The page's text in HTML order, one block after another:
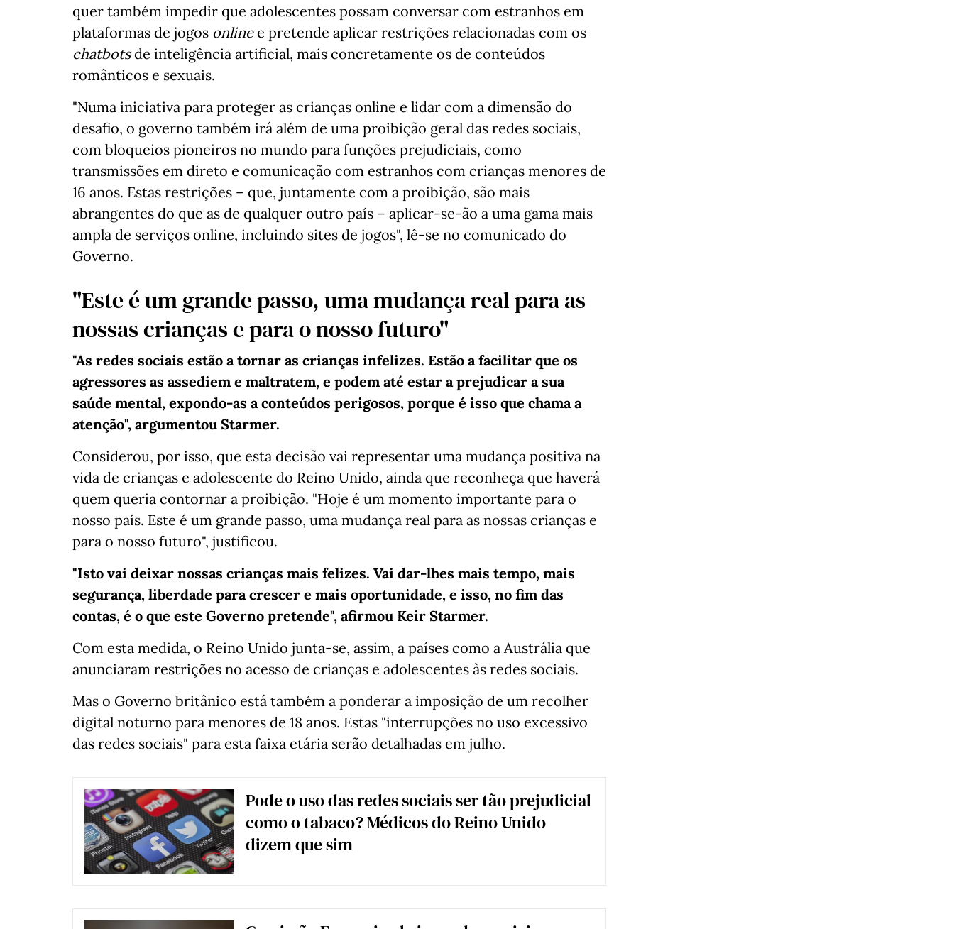
quer também impedir que adolescentes possam conversar com estranhos em
plataformas de jogos onlinee pretende aplicar restrições relacionadas com os
chatbotsde inteligência artificial, mais concretamente os de conteúdos
românticos e sexuais.
"Numa iniciativa para proteger as crianças online e lidar com a dimensão do
desafio, o governo também irá além de uma proibição geral das redes sociais,
com bloqueios pioneiros no mundo para funções prejudiciais, como
transmissões em direto e comunicação com estranhos com crianças menores de
16 anos. Estas restrições – que, juntamente com a proibição, são mais
abrangentes do que as de qualquer outro país – aplicar-se-ão a uma gama mais
ampla de serviços online, incluindo sites de jogos", lê-se no comunicado do
Governo.
"Este é um grande passo, uma mudança real para as
nossas crianças e para o nosso futuro"
"As redes sociais estão a tornar as crianças infelizes. Estão a facilitar que os
agressores as assediem e maltratem, e podem até estar a prejudicar a sua
saúde mental, expondo-as a conteúdos perigosos, porque é isso que chama a
atenção", argumentou Starmer.
Considerou, por isso, que esta decisão vai representar uma mudança positiva na
vida de crianças e adolescente do Reino Unido, ainda que reconheça que haverá
quem queria contornar a proibição. "Hoje é um momento importante para o
nosso país. Este é um grande passo, uma mudança real para as nossas crianças e
para o nosso futuro", justificou.
"Isto vai deixar nossas crianças mais felizes. Vai dar-lhes mais tempo, mais
segurança, liberdade para crescer e mais oportunidade, e isso, no fim das
contas, é o que este Governo pretende", afirmou Keir Starmer.
Com esta medida, o Reino Unido junta-se, assim, a países como a Austrália que
anunciaram restrições no acesso de crianças e adolescentes às redes sociais.
Mas o Governo britânico está também a ponderar a imposição de um recolher
digital noturno para menores de 18 anos. Estas "interrupções no uso excessivo
das redes sociais" para esta faixa etária serão detalhadas em julho.
Pode o uso das redes sociais ser tão prejudicial
como o tabaco? Médicos do Reino Unido
dizem que sim